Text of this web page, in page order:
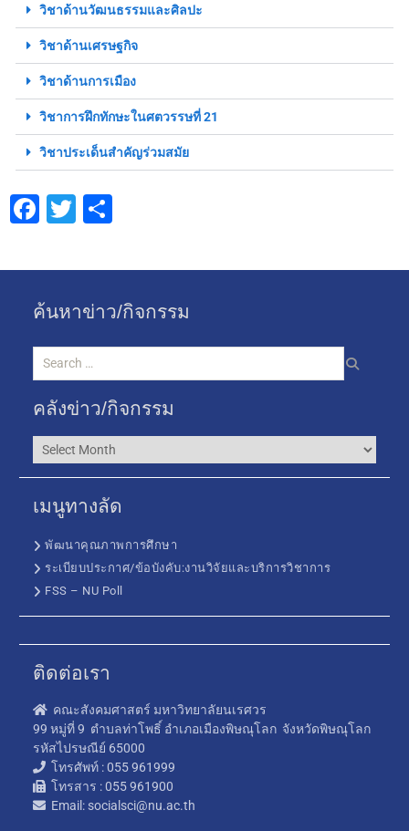
วิชาด้านวัฒนธรรมและศิลปะ
วิชาด้านเศรษฐกิจ
วิชาด้านการเมือง
วิชาการฝึกทักษะในศตวรรษที่ 21
วิชาประเด็นสำคัญร่วมสมัย
Facebook
Twitter
Share
ค้นหาข่าว/กิจกรรม
คลังข่าว/กิจกรรม
เมนูทางลัด
พัฒนาคุณภาพการศึกษา
ระเบียบประกาศ/ข้อบังคับ:งานวิจัยและบริการวิชาการ
FSS – NU Poll
ติดต่อเรา
คณะสังคมศาสตร์ มหาวิทยาลัยนเรศวร
99 หมู่ที่ 9 ตำบลท่าโพธิ์ อำเภอเมืองพิษณุโลก จังหวัดพิษณุโลก
รหัสไปรษณีย์ 65000
โทรศัพท์ : 055 961999
โทรสาร : 055 961900
Email: socialsci@nu.ac.th